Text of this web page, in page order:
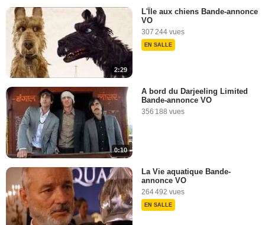
2:29
L'Île aux chiens Bande-annonce
VO
307 244 vues
EN SALLE
0:10
A bord du Darjeeling Limited
Bande-annonce VO
356 188 vues
La Vie aquatique Bande-
annonce VO
264 492 vues
EN SALLE